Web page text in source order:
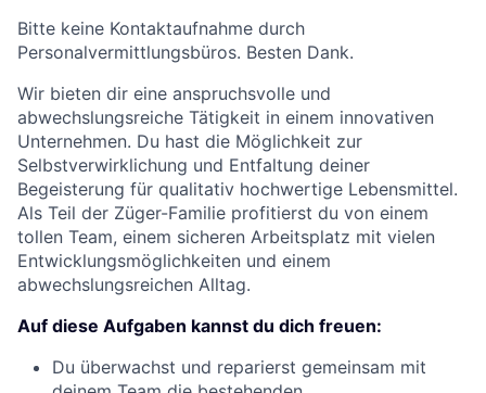
Bitte keine Kontaktaufnahme durch
Personalvermittlungsbüros. Besten Dank.
Wir bieten dir eine anspruchsvolle und
abwechslungsreiche Tätigkeit in einem innovativen
Unternehmen. Du hast die Möglichkeit zur
Selbstverwirklichung und Entfaltung deiner
Begeisterung für qualitativ hochwertige Lebensmittel.
Als Teil der Züger-Familie profitierst du von einem
tollen Team, einem sicheren Arbeitsplatz mit vielen
Entwicklungsmöglichkeiten und einem
abwechslungsreichen Alltag.
Auf diese Aufgaben kannst du dich freuen:
Du überwachst und reparierst gemeinsam mit